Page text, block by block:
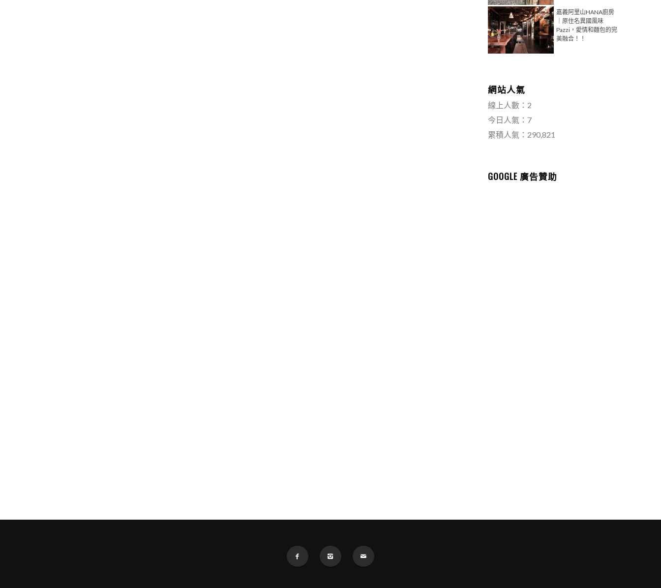
嘉義阿里山HANA廚房
｜原住名異國風味
Pazzi，愛情和麵包的完
美融合！！
網站人氣
線上人數：2
今日人氣：7
累積人氣：290,821
GOOGLE 廣告贊助